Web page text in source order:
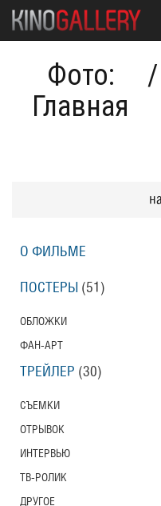
Фото:
Главная
/
О ФИЛЬМЕ
ПОСТЕРЫ (51)
ОБЛОЖКИ
ФАН-АРТ
ТРЕЙЛЕР (30)
СЪЕМКИ
ОТРЫВОК
ИНТЕРВЬЮ
ТВ-РОЛИК
ДРУГОЕ